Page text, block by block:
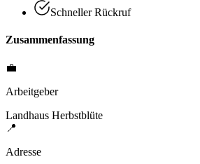
Schneller Rückruf
Zusammenfassung
💼
Arbeitgeber
Landhaus Herbstblüte
📍
Adresse